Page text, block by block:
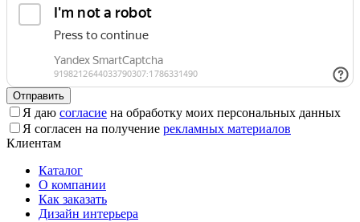
Отправить
Я даю согласие на обработку моих персональных данных
Я согласен на получение рекламных материалов
Клиентам
Каталог
О компании
Как заказать
Дизайн интерьера